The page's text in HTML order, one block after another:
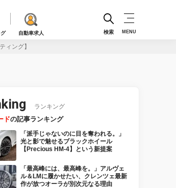
自動車求人 検索 MENU
ィング】
ランキング
ドの記事ランキング
「派手じゃないのに目を奪われる。」
光と影で魅せるブラックホイール
【Precious HM-4】という新提案
「最高峰には、最高峰を。」アルヴェ
ル＆LMに履かせたい、クレンツェ最新
作が放つオーラが別次元なる理由